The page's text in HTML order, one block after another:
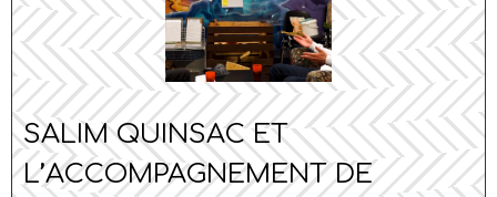
SALIM QUINSAC ET
L’ACCOMPAGNEMENT DE